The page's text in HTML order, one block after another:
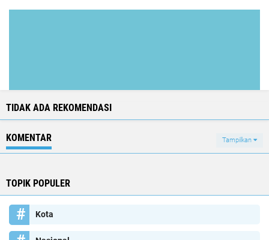
TIDAK ADA REKOMENDASI
KOMENTAR Tampilkan
TOPIK POPULER
Kota